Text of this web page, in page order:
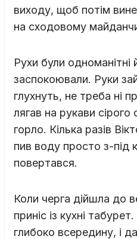
виходу, щоб потім
на сходовому
Рухи були одноманітні
заспокоювали. Руки
глухнуть, не треба ні
лягав на рукави
горло. Кілька разів
пив воду просто з-під
повертався.
Коли черга дійшла до
приніс із кухні
глибоко всередину, і